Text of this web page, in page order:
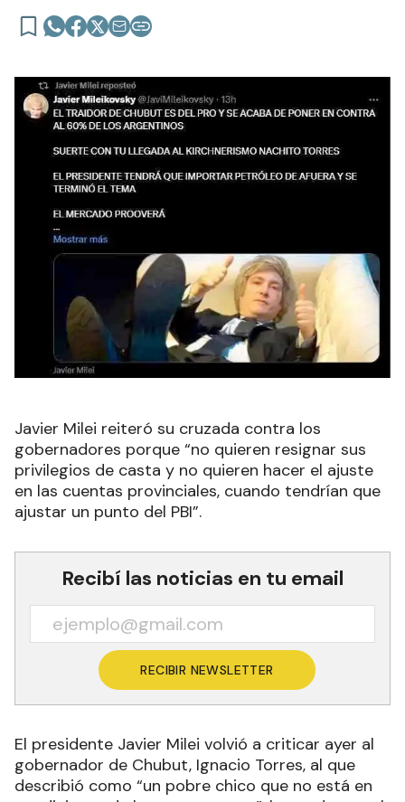
Javier Milei reiteró su cruzada contra los
gobernadores porque “no quieren resignar sus
privilegios de casta y no quieren hacer el ajuste
en las cuentas provinciales, cuando tendrían que
ajustar un punto del PBI”.
Recibí las noticias en tu email
RECIBIR NEWSLETTER
El presidente Javier Milei volvió a criticar ayer al
gobernador de Chubut, Ignacio Torres, al que
describió como “un pobre chico que no está en